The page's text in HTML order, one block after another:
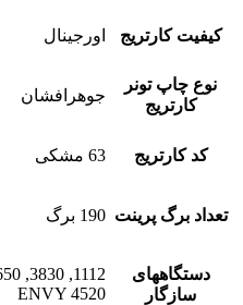
کیفیت کارتریج اورجینال
نوع چاپ تونر
کارتریج
جوهرافشان
کد کارتریج 63 مشکی
تعداد برگ پرینت 190 برگ
دستگاههای
سازگار
ENVY 4520